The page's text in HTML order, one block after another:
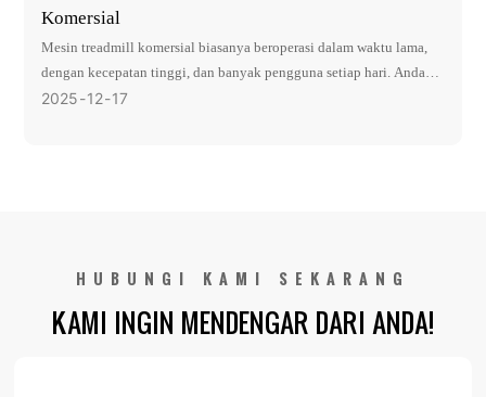
Komersial
Mesin treadmill komersial biasanya beroperasi dalam waktu lama,
dengan kecepatan tinggi, dan banyak pengguna setiap hari. Anda
akan menemukannya di pusat kebugaran, pusat pelatihan, ruang
2025 12 17
HUBUNGI KAMI SEKARANG
KAMI INGIN MENDENGAR DARI ANDA!